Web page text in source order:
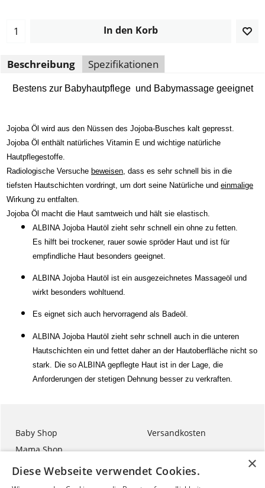
In den Korb
Beschreibung Spezifikationen
Bestens zur Babyhautpflege und Babymassage geeignet
Jojoba Öl wird aus den Nüssen des Jojoba-Busches kalt gepresst.
Jojoba Öl enthält natürliches Vitamin E und wichtige natürliche
Hautpflegestoffe.
Radiologische Versuche beweisen , dass es sehr schnell bis in die
tiefsten Hautschichten vordringt, um dort seine Natürliche und einmalige
Wirkung zu entfalten.
Jojoba Öl macht die Haut samtweich und hält sie elastisch.
ALBINA Jojoba Hautöl zieht sehr schnell ein ohne zu fetten.
Es hilft bei trockener, rauer sowie spröder Haut und ist für
empfindliche Haut besonders geeignet.
ALBINA Jojoba Hautöl ist ein ausgezeichnetes Massageöl und
wirkt besonders wohltuend.
Es eignet sich auch hervorragend als Badeöl.
ALBINA Jojoba Hautöl zieht sehr schnell auch in die unteren
Hautschichten ein und fettet daher an der Hautoberfläche nicht so
stark. Die so ALBINA gepflegte Haut ist in der Lage, die
Anforderungen der stetigen Dehnung besser zu verkraften.
Baby Shop
Mama Shop
Versandkosten
Diese Webseite verwendet Cookies.